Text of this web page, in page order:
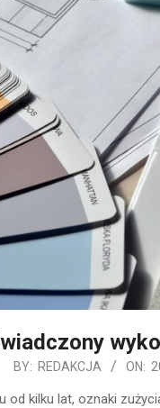
BY: REDAKCJA ON:
od kilku lat, oznaki